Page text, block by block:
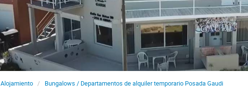
Alojamiento Bungalows / Departamentos de alquiler temporario Posada Gaudi